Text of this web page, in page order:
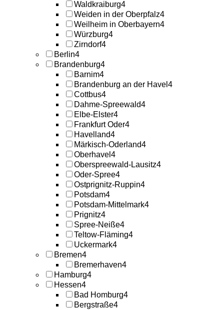
Waldkraiburg4
Weiden in der Oberpfalz4
Weilheim in Oberbayern4
Würzburg4
Zirndorf4
Berlin4
Brandenburg4
Barnim4
Brandenburg an der Havel 4
Cottbus4
Dahme-Spreewald4
Elbe-Elster4
Frankfurt Oder4
Havelland4
Märkisch-Oderland4
Oberhavel 4
Oberspreewald-Lausitz4
Oder-Spree4
Ostprignitz-Ruppin4
Potsdam4
Potsdam-Mittelmark4
Prignitz4
Spree-Neiße4
Teltow-Fläming4
Uckermark4
Bremen4
Bremerhaven4
Hamburg4
Hessen4
Bad Homburg4
Bergstraße4